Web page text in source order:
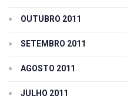
OUTUBRO 2011
SETEMBRO 2011
AGOSTO 2011
JULHO 2011